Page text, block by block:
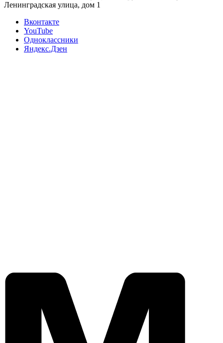
Ленинградская улица, дом 1
Вконтакте
YouTube
Одноклассники
Яндекс.Дзен